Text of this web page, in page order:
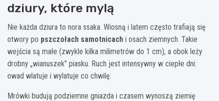
dziury, które mylą
Nie każda dziura to nora ssaka. Wiosną i latem często trafiają się
otwory po pszczołach samotnicach i osach ziemnych. Takie
wejścia są małe (zwykle kilka milimetrów do 1 cm), a obok leży
drobny „wianuszek” piasku. Ruch jest intensywny w ciepłe dni:
owad wlatuje i wylatuje co chwilę.
Mrówki budują podziemne gniazda i czasem wynoszą ziemię